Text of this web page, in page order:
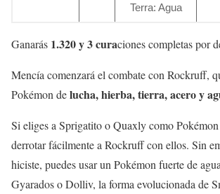
Terra: Agua
Ganarás 1.320 y 3 curaciones completas por
Mencía comenzará el combate con Rockruff,
Pokémon delucha, hierba, tierra, acero y
Si eliges a Sprigatito o Quaxly como
derrotar fácilmente a Rockruff con ellos. Sin
hiciste, puedes usar un Pokémon fuerte de
Gyarados o Dolliv, la forma evolucionada de